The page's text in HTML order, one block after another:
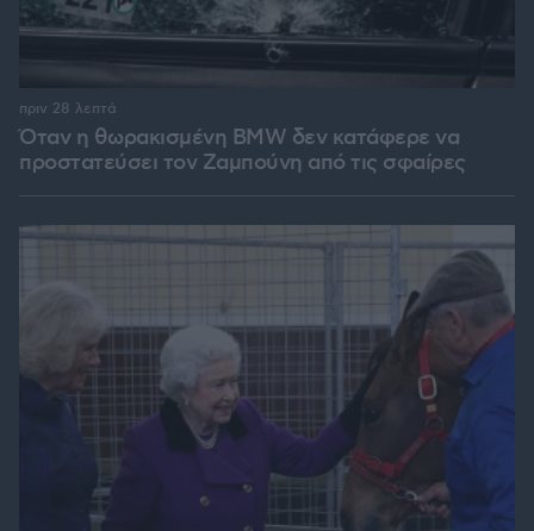
Όταν η θωρακισμένη BMW δεν κατάφερε να
προστατεύσει τον Ζαμπούνη από τις σφαίρες
πριν 28 λεπτά